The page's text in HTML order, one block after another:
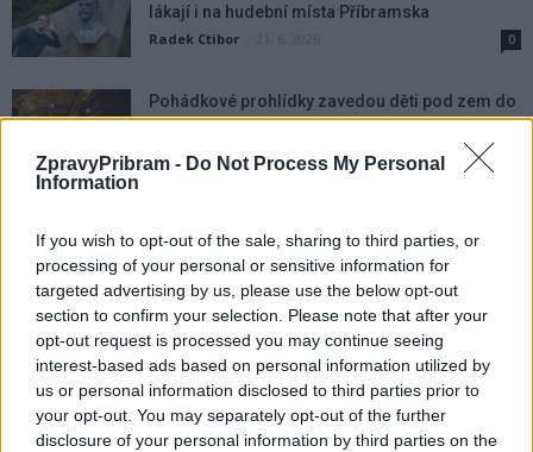
ZpravyPribram - Do Not Process My Personal
Information
If you wish to opt-out of the sale, sharing to third parties, or
processing of your personal or sensitive information for
targeted advertising by us, please use the below opt-out
section to confirm your selection. Please note that after your
opt-out request is processed you may continue seeing
interest-based ads based on personal information utilized by
us or personal information disclosed to third parties prior to
your opt-out. You may separately opt-out of the further
disclosure of your personal information by third parties on the
lákají i na hudební místa Příbramska
Radek Ctibor 0
Pohádkové prohlídky zavedou děti pod zem do
světa havířů a permoníků
Problem i tvořivé odpoledne pro celou rodinu
Radek Ctibor 17. 6. 2026
Příbramské divadlo získá od kraje mimořádný
milion korun
Radek Ctibor - 11. 6. 2026
Festival Antonína Dvořáka uzavře v Příbrami